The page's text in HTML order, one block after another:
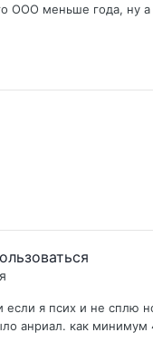
ООО меньше года, ну
если я псих и не сплю
анриал. как минимум